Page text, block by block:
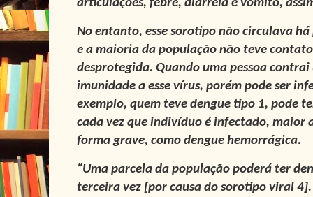
articulações, febre, diarreia e vômito,
No entanto, esse sorotipo não circulava
e a maioria da população não teve
desprotegida. Quando uma pessoa
imunidade a esse vírus, porém pode ser
exemplo, quem teve dengue tipo 1, pode
cada vez que indivíduo é infectado, maior
forma grave, como dengue hemorrágica.
“Uma parcela da população poderá ter
terceira vez [por causa do sorotipo viral